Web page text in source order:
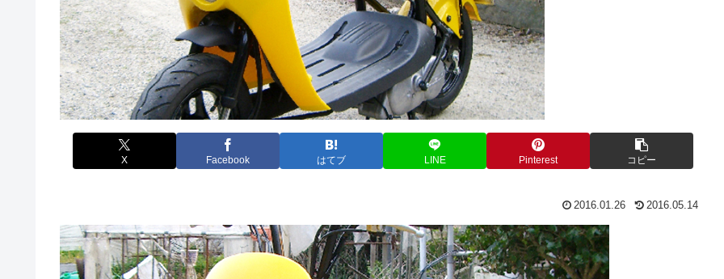
X Facebook はてブ LINE Pinterest コピー
2016.01.26 2016.05.14